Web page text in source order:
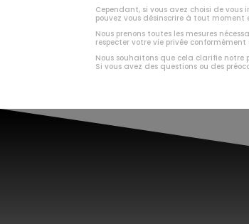
Cependant, si vous avez choisi de vous
pouvez vous désinscrire à tout
Nous prenons toutes les mesures
respecter votre vie privée
Nous souhaitons que cela clarifie notre
Si vous avez des questions ou des